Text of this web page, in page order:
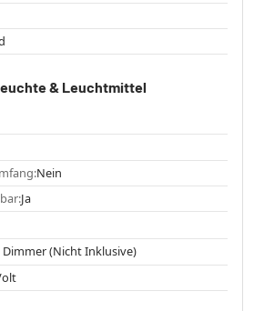
& Leuchtmittel
Nein
Ja
(Nicht Inklusive)